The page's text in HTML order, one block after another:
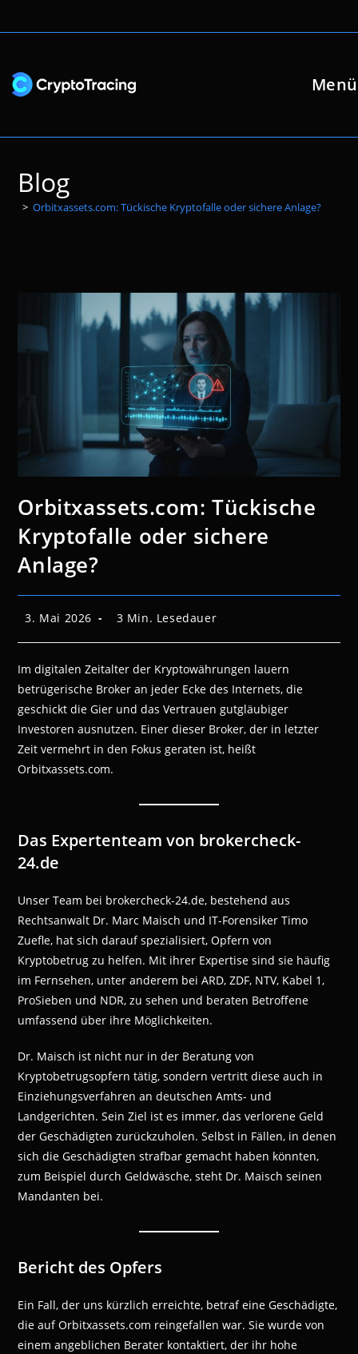
Inhalt
Menü
Blog
> Orbitxassets.com: Tückische Kryptofalle oder sichere Anlage?
Orbitxassets.com: Tückische
Kryptofalle oder sichere
Anlage?
Beitrag
3. Mai 2026 Lesedauer:
3 Min. Lesedauer
Im digitalen Zeitalter der Kryptowährungen lauern
betrügerische Broker an jeder Ecke des Internets, die
geschickt die Gier und das Vertrauen gutgläubiger
Investoren ausnutzen. Einer dieser Broker, der in letzter
Zeit vermehrt in den Fokus geraten ist, heißt
Orbitxassets.com.
Das Expertenteam von brokercheck-
24.de
Unser Team bei brokercheck-24.de, bestehend aus
Rechtsanwalt Dr. Marc Maisch und IT-Forensiker Timo
Zuefle, hat sich darauf spezialisiert, Opfern von
Kryptobetrug zu helfen. Mit ihrer Expertise sind sie häufig
im Fernsehen, unter anderem bei ARD, ZDF, NTV, Kabel 1,
ProSieben und NDR, zu sehen und beraten Betroffene
umfassend über ihre Möglichkeiten.
Dr. Maisch ist nicht nur in der Beratung von
Kryptobetrugsopfern tätig, sondern vertritt diese auch in
Einziehungsverfahren an deutschen Amts- und
Landgerichten. Sein Ziel ist es immer, das verlorene Geld
der Geschädigten zurückzuholen. Selbst in Fällen, in denen
sich die Geschädigten strafbar gemacht haben könnten,
zum Beispiel durch Geldwäsche, steht Dr. Maisch seinen
Mandanten bei.
Bericht des Opfers
Ein Fall, der uns kürzlich erreichte, betraf eine Geschädigte,
die auf Orbitxassets.com reingefallen war. Sie wurde von
einem angeblichen Berater kontaktiert, der ihr hohe